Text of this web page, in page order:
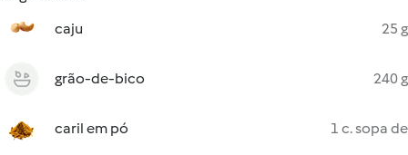
caju
25 g
grão-de-bico 240 g
caril em pó 1 c. sopa de